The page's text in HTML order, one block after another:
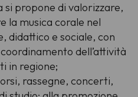
si propone di valorizzare,
la musica corale nel
didattico e sociale, con
dell’attività
in regione;
rassegne, concerti,